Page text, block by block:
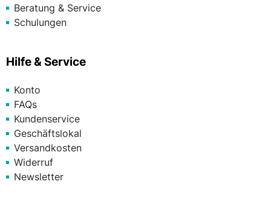
Beratung & Service
Schulungen
Hilfe & Service
Konto
FAQs
Kundenservice
Geschäftslokal
Versandkosten
Widerruf
Newsletter